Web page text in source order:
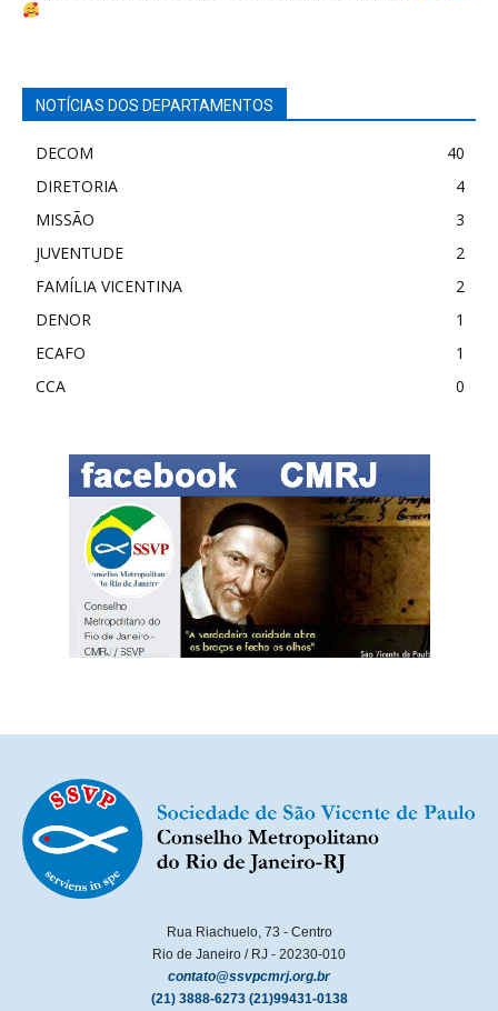
NOTÍCIAS DOS DEPARTAMENTOS
DECOM
40
DIRETORIA
4
MISSÃO
3
JUVENTUDE
2
FAMÍLIA VICENTINA
2
DENOR
1
ECAFO
1
CCA
0
Rua Riachuelo, 73 - Centro
Rio de Janeiro / RJ - 20230-010
contato@ssvpcmrj.org.br
(21) 3888-6273 (21)99431-0138